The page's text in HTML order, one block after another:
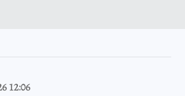
12:06